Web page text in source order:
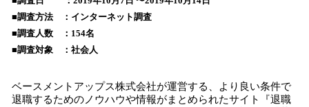
を
読
み
込
中
で
■調査方法 ：インターネット調査
■調査人数 ：154名
■調査対象 ：社会人
ベースメントアップス株式会社が運営する、より良い条件で
退職するためのノウハウや情報がまとめられたサイト『退職